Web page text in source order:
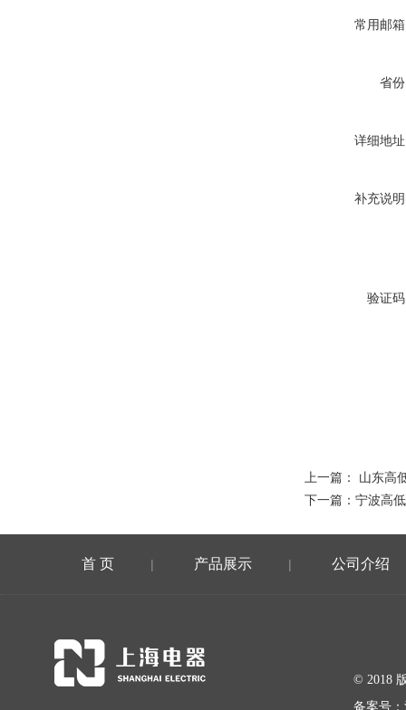
常用邮
省
详细地
补充说
验证
上一篇： 山东高
下一篇： 宁波高
首 页 | 产品展示 | 公司介绍
© 2018
备案号：